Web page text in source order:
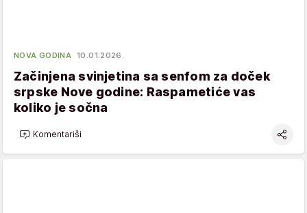
NOVA GODINA 10.01.2026.
Začinjena svinjetina sa senfom za doček
srpske Nove godine: Raspametiće vas
koliko je sočna
Komentariši